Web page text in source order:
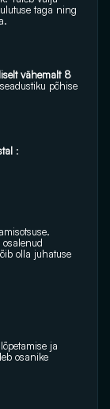
taga ning
vähemalt 8
põhise
:
olla juhatuse
ja
osanike